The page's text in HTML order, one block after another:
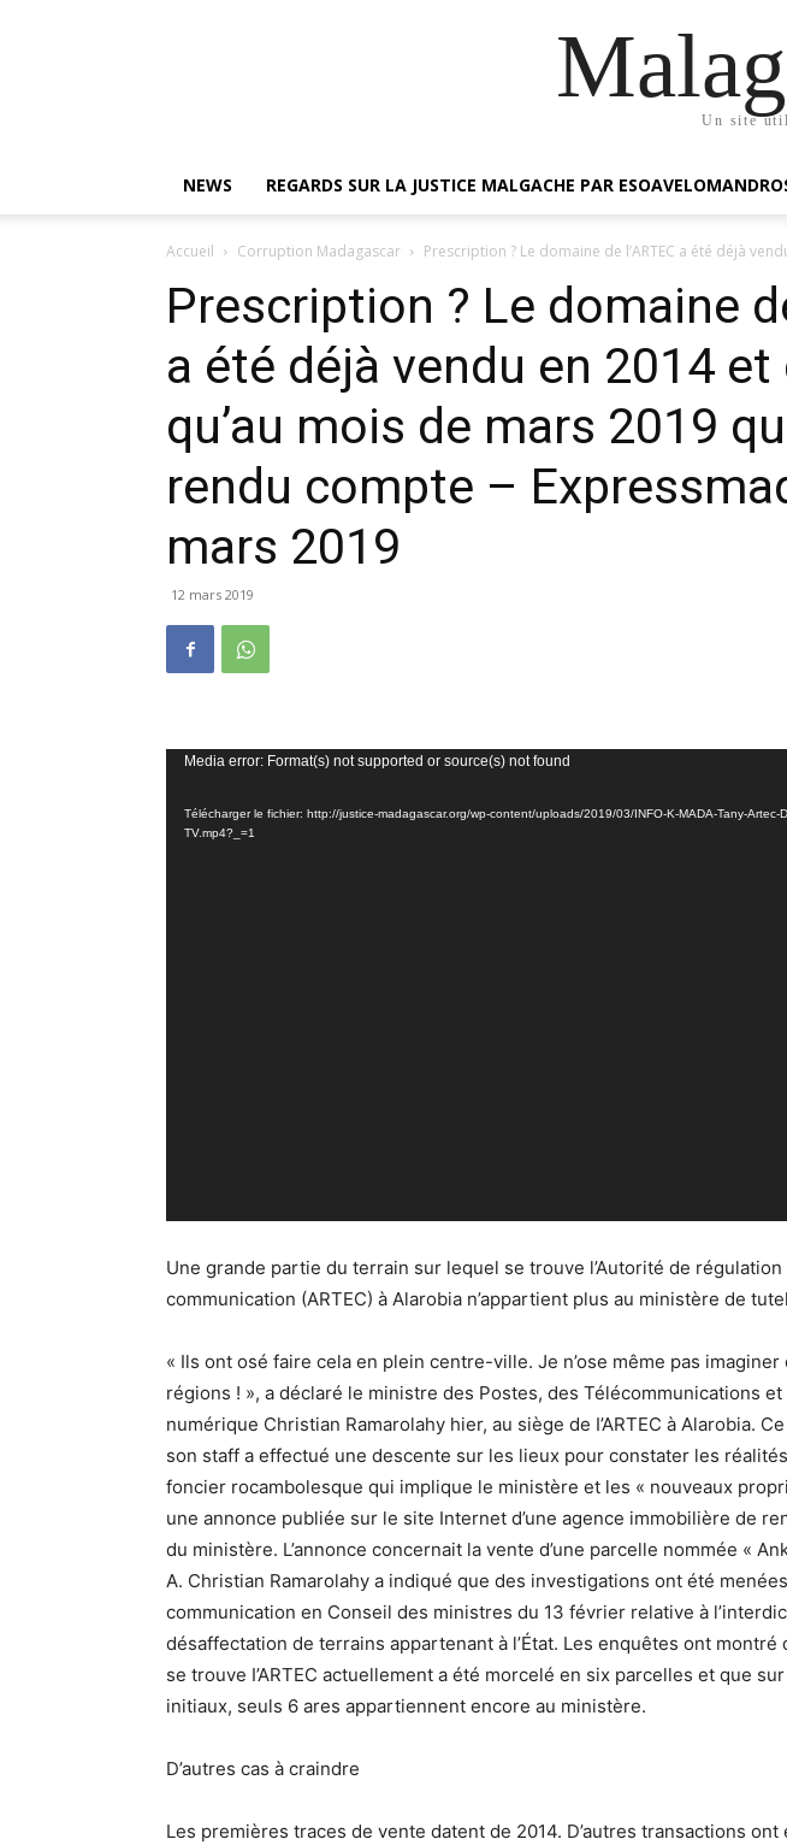
Un site
NEWS REGARDS SUR LA JUSTICE MALGACHE PAR
Accueil Corruption Madagascar Prescription ? Le domaine de l’ARTEC a été déjà
Prescription ? Le domaine
a été déjà vendu en 2014 et
qu’au mois de mars 2019
rendu compte –
mars 2019
12 mars 2019
Lecteur
Media error: Format(s) not supported or source(s) not found
Télécharger le fichier: http://justice-madagascar.org/wp-content/uploads/2019/03/INFO-K-MADA-Tany-Artec-
TV.mp4?_=1
Une grande partie du terrain sur lequel se trouve l’Autorité de
communication (ARTEC) à Alarobia n’appartient plus au ministère de
« Ils ont osé faire cela en plein centre-ville. Je n’ose même pas
régions ! », a déclaré le ministre des Postes, des Télécommunications
numérique Christian Ramarolahy hier, au siège de I’ARTEC à Alarobia.
son staff a effectué une descente sur les lieux pour constater les
foncier rocambolesque qui implique le ministère et les « nouveaux
une annonce publiée sur le site Internet d’une agence immobilière de
du ministère. L’annonce concernait la vente d’une parcelle nommée «
A. Christian Ramarolahy a indiqué que des investigations ont été
communication en Conseil des ministres du 13 février relative à
désaffectation de terrains appartenant à l’État. Les enquêtes ont
se trouve I’ARTEC actuellement a été morcelé en six parcelles et que
initiaux, seuls 6 ares appartiennent encore au ministère.
D’autres cas à craindre
Les premières traces de vente datent de 2014. D’autres transactions